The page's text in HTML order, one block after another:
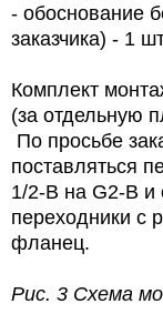
- обоснование
заказчика) - 1
Комплект
(за отдельную
По просьбе
поставляться
1/2-В на G2-В и
переходники с
фланец.
Рис. 3 Схема